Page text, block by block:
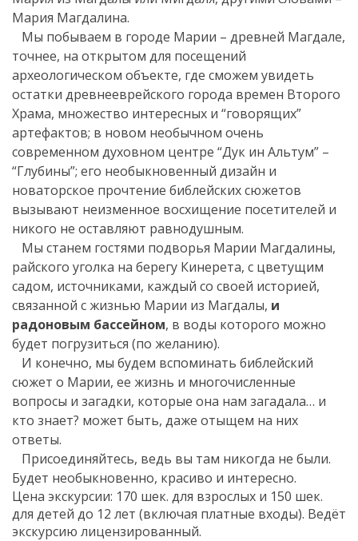
Мария Магдалина.
Мы побываем в городе Марии – древней Магдале,
точнее, на открытом для посещений
археологическом объекте, где сможем увидеть
остатки древнееврейского города времен Второго
Храма, множество интересных и “говорящих”
артефактов; в новом необычном очень
современном духовном центре “Дук ин Альтум” –
“Глубины”; его необыкновенный дизайн и
новаторское прочтение библейских сюжетов
вызывают неизменное восхищение посетителей и
никого не оставляют равнодушным.
Мы станем гостями подворья Марии Магдалины,
райского уголка на берегу Кинерета, с цветущим
садом, источниками, каждый со своей историей,
связанной с жизнью Марии из Магдалы, и
радоновым бассейном, в воды которого можно
будет погрузиться (по желанию).
И конечно, мы будем вспоминать библейский
сюжет о Марии, ее жизнь и многочисленные
вопросы и загадки, которые она нам загадала… и
кто знает? может быть, даже отыщем на них
ответы.
Присоединяйтесь, ведь вы там никогда не были.
Будет необыкновенно, красиво и интересно.
Цена экскурсии: 170 шек. для взрослых и 150 шек.
для детей до 12 лет (включая платные входы). Ведёт
экскурсию лицензированный.